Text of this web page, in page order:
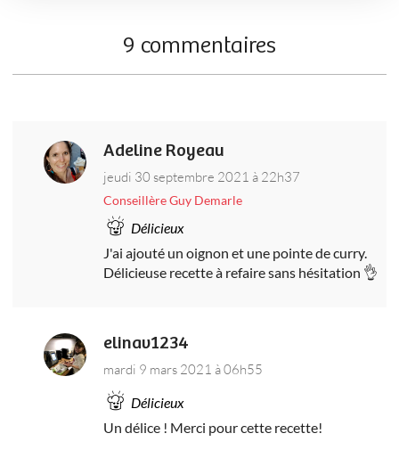
9 commentaires
Adeline Royeau
jeudi 30 septembre 2021 à 22h37
Conseillère Guy Demarle
Délicieux
J'ai ajouté un oignon et une pointe de curry.
Délicieuse recette à refaire sans hésitation 👌
elinav1234
mardi 9 mars 2021 à 06h55
Délicieux
Un délice ! Merci pour cette recette!